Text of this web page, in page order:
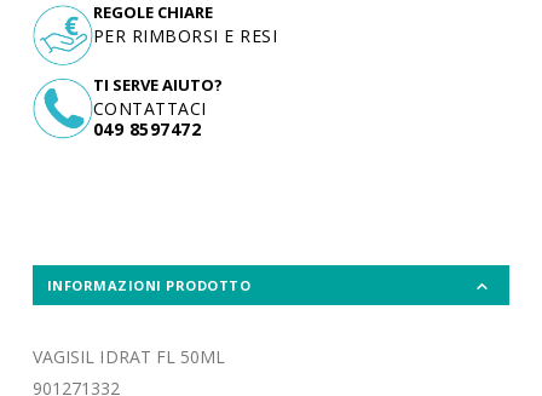
TI SERVE AIUTO?
CONTATTACI
049 8597472
REGOLE CHIARE
PER RIMBORSI E RESI
INFORMAZIONI PRODOTTO
VAGISIL IDRAT FL 50ML
901271332